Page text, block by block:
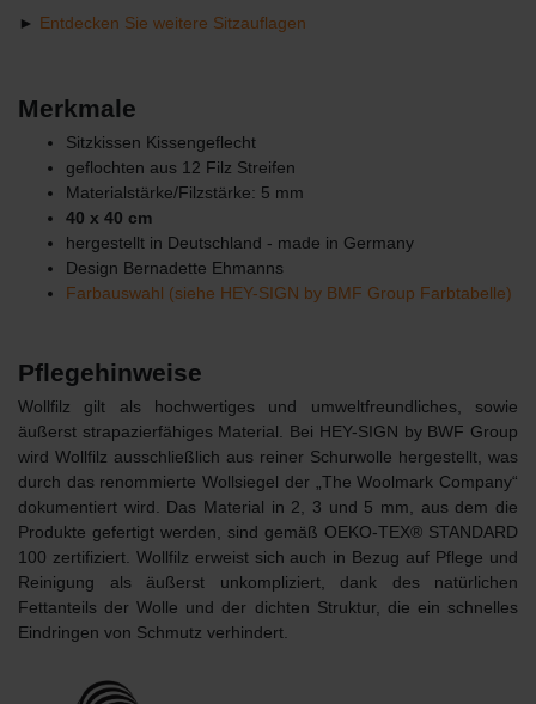
► Entdecken Sie weitere Sitzauflagen
Merkmale
Sitzkissen Kissengeflecht
geflochten aus 12 Filz Streifen
Materialstärke/Filzstärke: 5 mm
40 x 40 cm
hergestellt in Deutschland - made in Germany
Design Bernadette Ehmanns
Farbauswahl (siehe HEY-SIGN by BMF Group Farbtabelle)
Pflegehinweise
Wollfilz gilt als hochwertiges und umweltfreundliches, sowie
äußerst strapazierfähiges Material. Bei HEY-SIGN by BWF Group
wird Wollfilz ausschließlich aus reiner Schurwolle hergestellt, was
durch das renommierte Wollsiegel der „The Woolmark Company“
dokumentiert wird. Das Material in 2, 3 und 5 mm, aus dem die
Produkte gefertigt werden, sind gemäß OEKO-TEX® STANDARD
100 zertifiziert. Wollfilz erweist sich auch in Bezug auf Pflege und
Reinigung als äußerst unkompliziert, dank des natürlichen
Fettanteils der Wolle und der dichten Struktur, die ein schnelles
Eindringen von Schmutz verhindert.